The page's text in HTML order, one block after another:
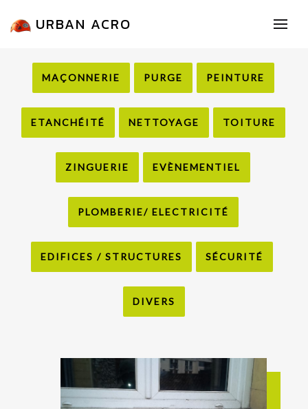
URBAN ACRO
MAÇONNERIE PURGE PEINTURE
ETANCHÉITÉ NETTOYAGE TOITURE
ZINGUERIE EVÈNEMENTIEL
PLOMBERIE/ ELECTRICITÉ
EDIFICES / STRUCTURES SÉCURITÉ
DIVERS